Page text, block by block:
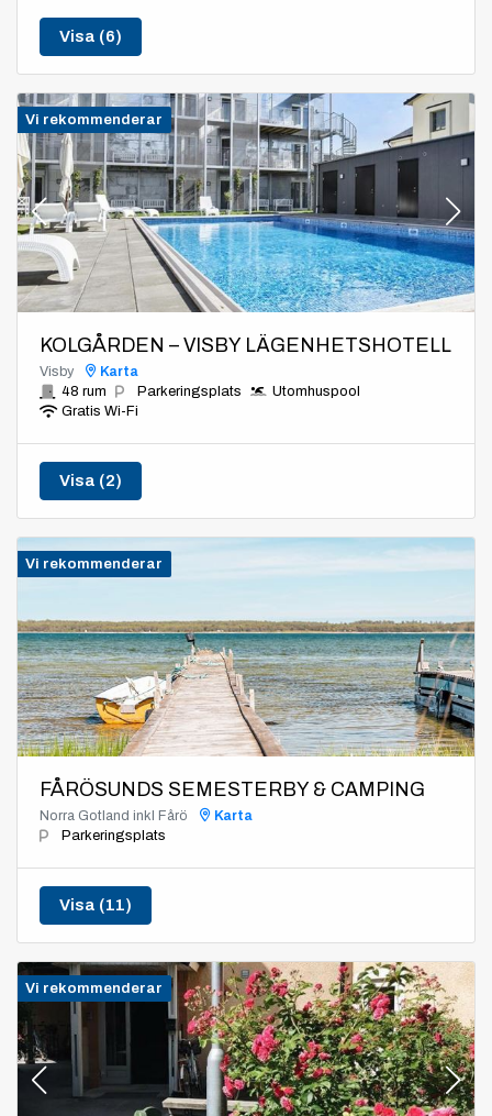
Visa (6)
Vi rekommenderar
KOLGÅRDEN – VISBY LÄGENHETSHOTELL
Visby
Karta
48 rum
Parkeringsplats
Utomhuspool
Gratis Wi-Fi
Visa (2)
Vi rekommenderar
FÅRÖSUNDS SEMESTERBY & CAMPING
Norra Gotland inkl Fårö
Karta
Parkeringsplats
Visa (11)
Vi rekommenderar